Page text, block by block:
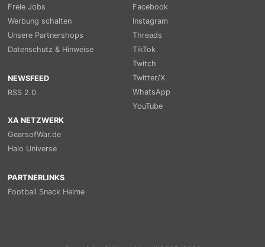
Freie Jobs
Werbung schalten
Unsere Partnershops
Datenschutz & Hinweise
NEWSFEED
RSS 2.0
Facebook
Instagram
Threads
TikTok
Twitch
Twitter/X
WhatsApp
YouTube
XA NETZWERK
GearsofWar.de
Halo Universe
PARTNERLINKS
Football Snack Helme